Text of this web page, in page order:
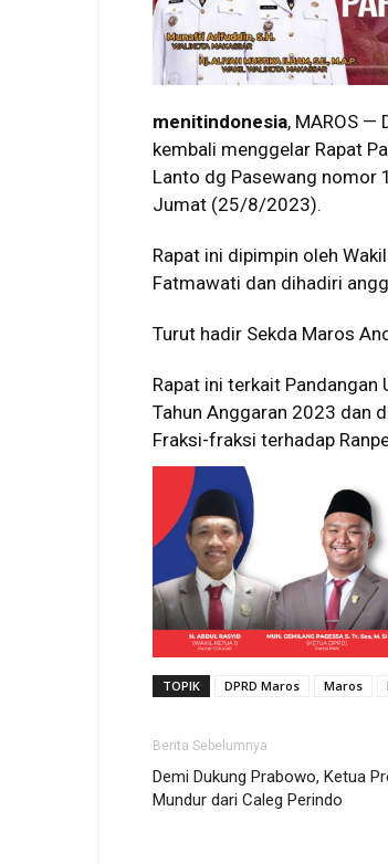
menitindonesia, MAROS —
kembali menggelar Rapat
Lanto dg Pasewang nomor
Jumat (25/8/2023).
Rapat ini dipimpin oleh
Fatmawati dan dihadiri
Turut hadir Sekda Maros
Rapat ini terkait Pandangan
Tahun Anggaran 2023 dan
Fraksi-fraksi terhadap
TOPIK DPRD Maros Maros
Berita Sebelumnya
Demi Dukung Prabowo, Ketua
Mundur dari Caleg Perindo